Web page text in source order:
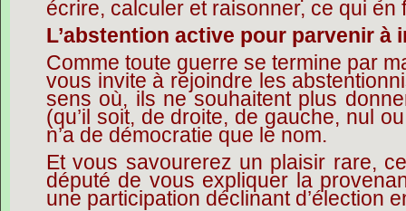
écrire, calculer et raisonner, ce qui en
L’abstention active pour parvenir à
Comme toute guerre se termine par
vous invite à rejoindre les
sens où, ils ne souhaitent plus
(qu’il soit, de droite, de gauche, nul
n’a de démocratie que le nom.
Et vous savourerez un plaisir rare,
député de vous expliquer la
une participation déclinant d’élection